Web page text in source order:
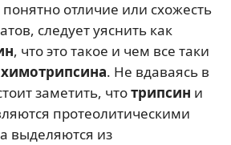
понятно отличие или схожесть
следует уяснить как
, что это такое и чем все таки
химотрипсина. Не вдаваясь в
заметить, чтотрипсин и
протеолитическими
выделяются из